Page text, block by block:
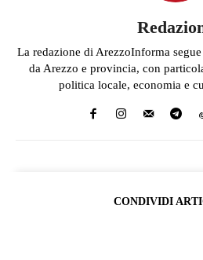
La redazione di ArezzoInforma
da Arezzo e provincia, con
politica locale, economia e
CONDIVIDI